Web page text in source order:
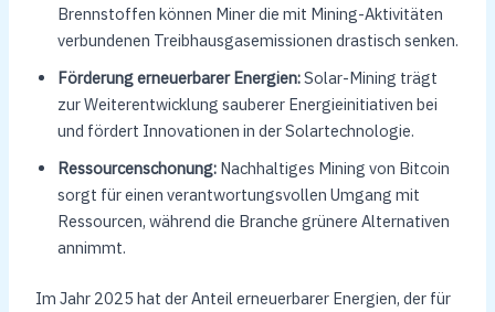
Brennstoffen können Miner die mit Mining-Aktivitäten
verbundenen Treibhausgasemissionen drastisch senken.
Förderung erneuerbarer Energien:Solar-Mining trägt
zur Weiterentwicklung sauberer Energieinitiativen bei
und fördert Innovationen in der Solartechnologie.
Ressourcenschonung:Nachhaltiges Mining von Bitcoin
sorgt für einen verantwortungsvollen Umgang mit
Ressourcen, während die Branche grünere Alternativen
annimmt.
Im Jahr 2025 hat der Anteil erneuerbarer Energien, der für